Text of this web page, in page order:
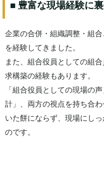
■ 豊富な現場経験に
企業の合併・組織調整・組
を経験してきました。
また、組合役員としての組
求構築の経験もあります。
「組合役員としての現場の
計」、両方の視点を持ち合
いた餅にならず、現場にし
のです。